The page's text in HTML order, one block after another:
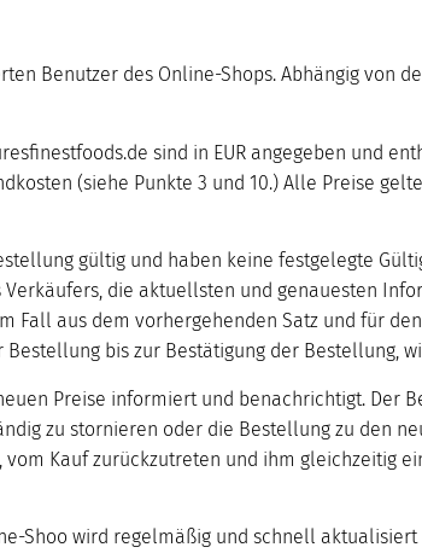
Benutzer des Online-Shops. Abhängig von
sind in EUR angegeben und
(siehe Punkte 3 und 10.) Alle Preise
gültig und haben keine festgelegte
die aktuellsten und genauesten
Fall aus dem vorhergehenden Satz und für
bis zur Bestätigung der Bestellung,
Preise informiert und benachrichtigt. Der
zu stornieren oder die Bestellung zu den
Kauf zurückzutreten und ihm gleichzeitig
Shoo wird regelmäßig und schnell